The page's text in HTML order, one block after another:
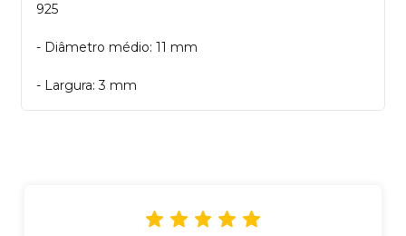
925
- Diâmetro médio: 11 mm
- Largura: 3 mm